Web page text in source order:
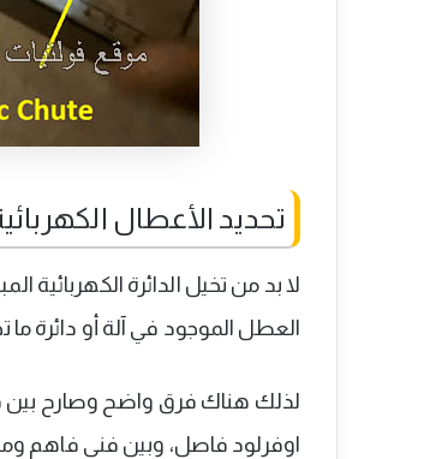
تحديد الأعطال
لا بد من تخيل الدائرة
العطل الموجود في آلة أو دائرة
لذلك هناك فرق واضح وصارح بين
اوفرلود فاصل، وبين فني فاهم